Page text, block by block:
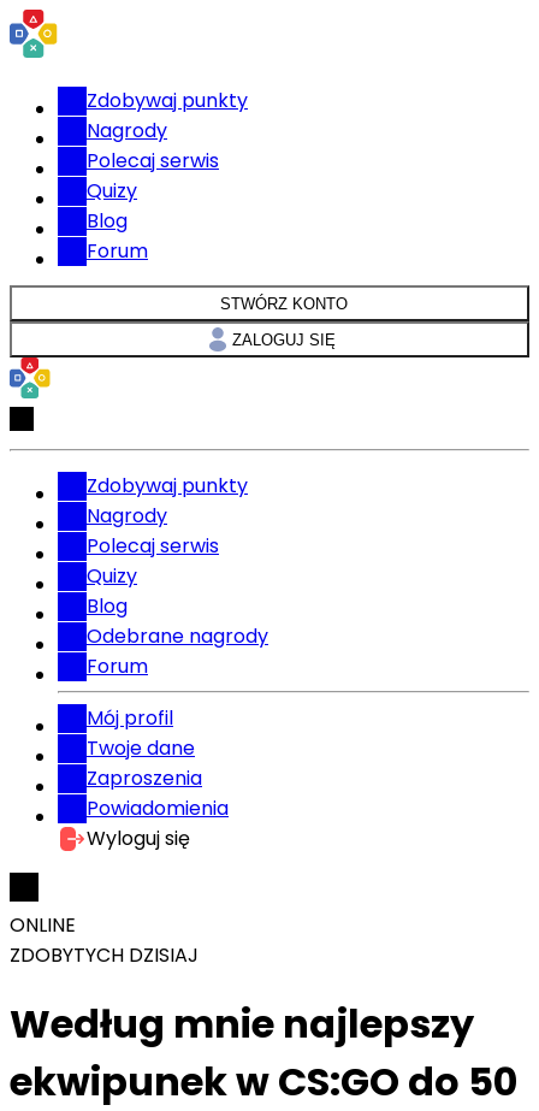
Zdobywaj punkty
Nagrody
Polecaj serwis
Quizy
Blog
Forum
STWÓRZ KONTO
ZALOGUJ SIĘ
Zdobywaj punkty
Nagrody
Polecaj serwis
Quizy
Blog
Odebrane nagrody
Forum
Mój profil
Twoje dane
Zaproszenia
Powiadomienia
Wyloguj się
ONLINE
ZDOBYTYCH DZISIAJ
Według mnie najlepszy
ekwipunek w CS:GO do 50